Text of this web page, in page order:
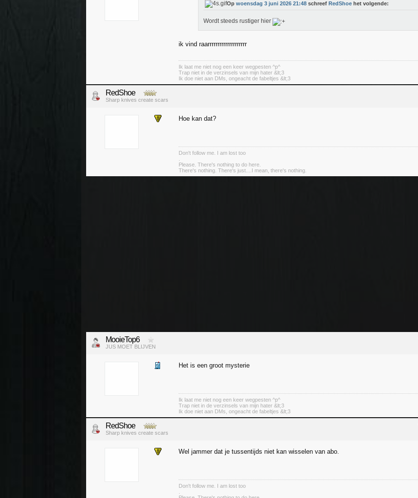
Op woensdag 3 juni 2026 21:48 schreef RedShoe het volgende:
Wordt steeds rustiger hier
ik vind raarrrrrrrrrrrrrrrrrrrr
Ik laat me niet nog een keer wegpesten ^p^
Trap niet in de verzinsels van mijn hater &lt;3
Ik doe niet aan DMs, ongeacht de fabeltjes &lt;3
RedShoe
Sharp knives create scars
Hoe kan dat?
Don't follow me. I am lost too
Please. There's nothing to do here.
There's nothing. There's just....I mean, there's nothing.
MooieTop6
JUS MOET BLIJVEN
Het is een groot mysterie
Ik laat me niet nog een keer wegpesten ^p^
Trap niet in de verzinsels van mijn hater &lt;3
Ik doe niet aan DMs, ongeacht de fabeltjes &lt;3
RedShoe
Sharp knives create scars
Wel jammer dat je tussentijds niet kan wisselen van abo.
Don't follow me. I am lost too